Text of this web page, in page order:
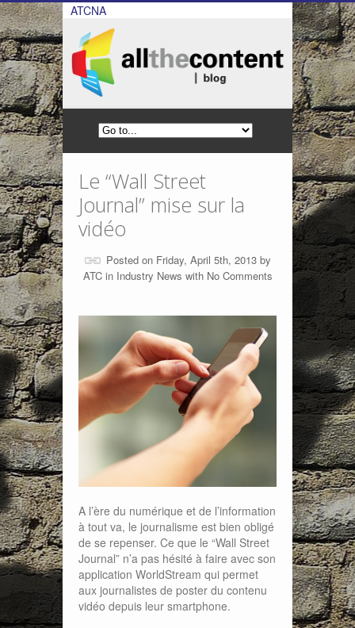
ATCNA
Le “Wall Street
Journal” mise sur la
vidéo
Posted on Friday, April 5th, 2013 by
ATCin Industry News with No Comments
A l’ère du numérique et de l’information
à tout va, le journalisme est bien obligé
de se repenser. Ce que le “Wall Street
Journal” n’a pas hésité à faire avec son
application WorldStream qui permet
aux journalistes de poster du contenu
vidéo depuis leur smartphone.